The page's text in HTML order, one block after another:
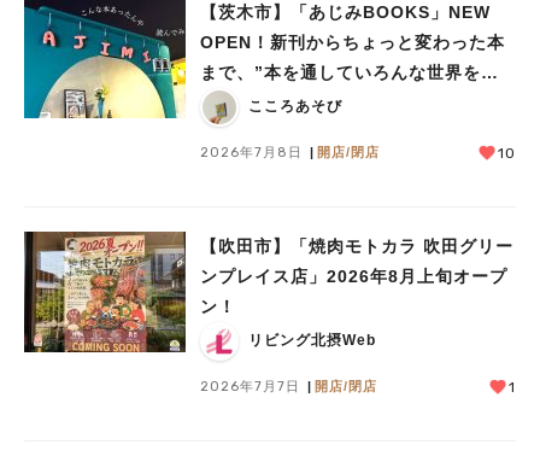
【茨木市】「あじみBOOKS」NEW
OPEN！新刊からちょっと変わった本
まで、”本を通していろんな世界をあ
じみする” 本屋さん
こころあそび
2026年7月8日 開店/閉店 10
【吹田市】「焼肉モトカラ 吹田グリー
ンプレイス店」2026年8月上旬オープ
ン！
リビング北摂Web
2026年7月7日 開店/閉店 1